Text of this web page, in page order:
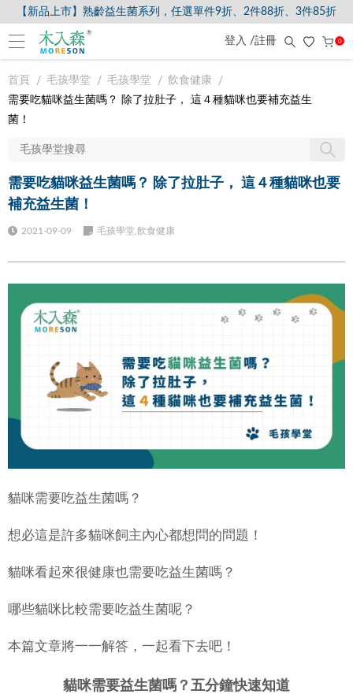
【新品上市】熟齡益生菌系列，任選單件9折、2件88折、3件85折
登入 /註冊 0
首頁 毛孩學堂 毛孩學堂
飲食健康
需要吃貓咪益生菌嗎？ 除了拉肚子， 這４種貓咪也要補充益生
菌！
需要吃貓咪益生菌嗎？ 除了拉肚子， 這４種貓咪也要
補充益生菌！
2021-09-09 毛孩學堂,飲食健康
貓咪需要吃益生菌嗎？
想必這是許多貓咪飼主內心都想問的問題！
貓咪看起來很健康也需要吃益生菌嗎？
哪些貓咪比較需要吃益生菌呢？
本篇文章將一一解答，一起看下去吧！
貓咪需要益生菌嗎？五分鐘快速知道